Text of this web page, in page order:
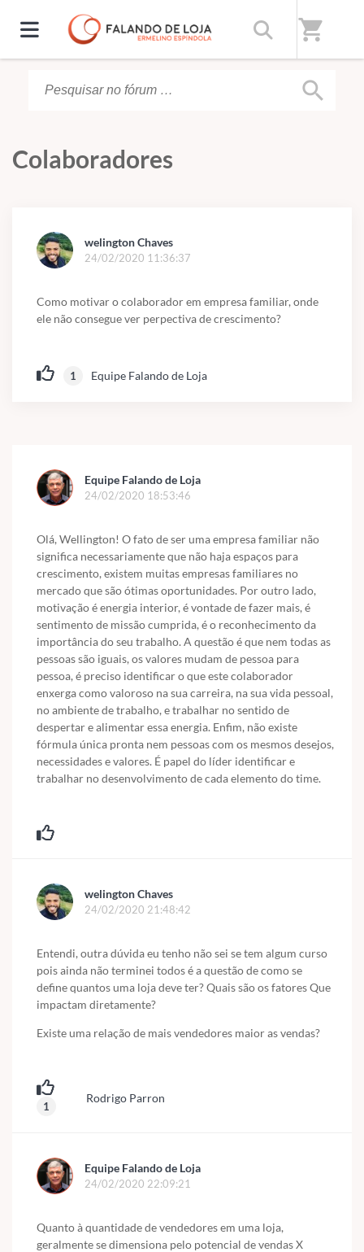
shopping_cart
search
Colaboradores
welington Chaves
24/02/2020 11:36:37
Como motivar o colaborador em empresa familiar, onde
ele não consegue ver perpectiva de crescimento?
1 Equipe Falando de Loja
Equipe Falando de Loja
24/02/2020 18:53:46
Olá, Wellington! O fato de ser uma empresa familiar não
significa necessariamente que não haja espaços para
crescimento, existem muitas empresas familiares no
mercado que são ótimas oportunidades. Por outro lado,
motivação é energia interior, é vontade de fazer mais, é
sentimento de missão cumprida, é o reconhecimento da
importância do seu trabalho. A questão é que nem todas as
pessoas são iguais, os valores mudam de pessoa para
pessoa, é preciso identificar o que este colaborador
enxerga como valoroso na sua carreira, na sua vida pessoal,
no ambiente de trabalho, e trabalhar no sentido de
despertar e alimentar essa energia. Enfim, não existe
fórmula única pronta nem pessoas com os mesmos desejos,
necessidades e valores. É papel do líder identificar e
trabalhar no desenvolvimento de cada elemento do time.
welington Chaves
24/02/2020 21:48:42
Entendi, outra dúvida eu tenho não sei se tem algum curso
pois ainda não terminei todos é a questão de como se
define quantos uma loja deve ter? Quais são os fatores Que
impactam diretamente?
Existe uma relação de mais vendedores maior as vendas?
1
Rodrigo Parron
Equipe Falando de Loja
24/02/2020 22:09:21
Quanto à quantidade de vendedores em uma loja,
geralmente se dimensiona pelo potencial de vendas X